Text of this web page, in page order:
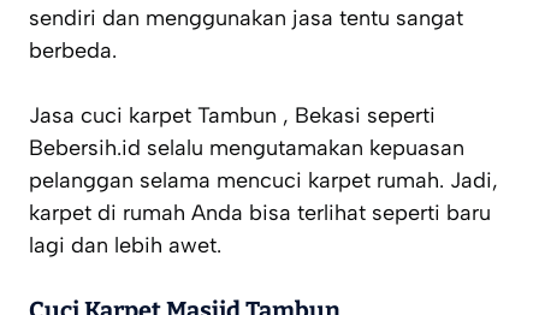
sendiri dan menggunakan jasa tentu sangat
berbeda.
Jasa cuci karpet Tambun , Bekasi seperti
Bebersih.id selalu mengutamakan kepuasan
pelanggan selama mencuci karpet rumah. Jadi,
karpet di rumah Anda bisa terlihat seperti baru
lagi dan lebih awet.